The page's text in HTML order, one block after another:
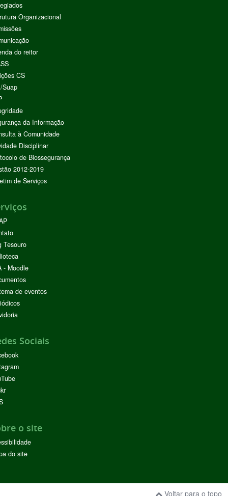
Organizacional
do reitor
CS
Suap
da Informação
à Comunidade
Disciplinar
de Biossegurança
2012-2019
de Serviços
Tesouro
- Moodle
de eventos
Sociais
o site
do site
Voltar para o topo